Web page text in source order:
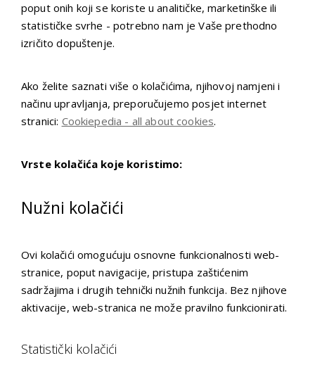
poput onih koji se koriste u analitičke, marketinške ili
statističke svrhe - potrebno nam je Vaše prethodno
izričito dopuštenje.
Ako želite saznati više o kolačićima, njihovoj namjeni i
načinu upravljanja, preporučujemo posjet internet
stranici: Cookiepedia - all about cookies.
Vrste kolačića koje koristimo:
Nužni kolačići
Ovi kolačići omogućuju osnovne funkcionalnosti web-
stranice, poput navigacije, pristupa zaštićenim
sadržajima i drugih tehnički nužnih funkcija. Bez njihove
aktivacije, web-stranica ne može pravilno funkcionirati.
Statistički kolačići